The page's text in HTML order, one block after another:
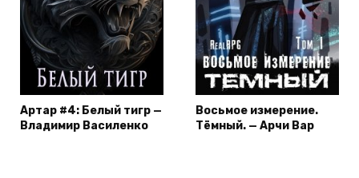
Артар #4: Белый тигр —
Владимир Василенко
Восьмое измерение.
Тёмный. — Арчи Вар